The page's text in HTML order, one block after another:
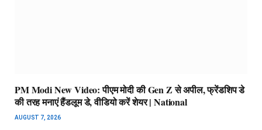
PM Modi New Video: पीएम मोदी की Gen Z से अपील, फ्रेंडशिप डे
की तरह मनाएं हैंडलूम डे, वीडियो करें शेयर | National
AUGUST 7, 2026